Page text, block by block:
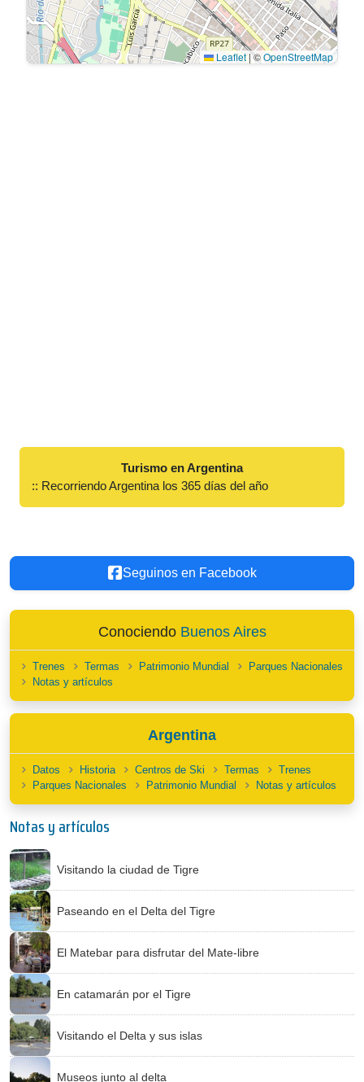
Leaflet |©OpenStreetMap
Turismo en Argentina
:: Recorriendo Argentina los 365 días del año
Seguinos en Facebook
Conociendo Buenos Aires
Trenes Termas Patrimonio Mundial
Parques Nacionales
Notas y artículos
Argentina
Datos Historia Centros de Ski Termas
Trenes
Parques Nacionales
Patrimonio Mundial Notas y artículos
Notas y artículos
Visitando la ciudad de Tigre
Paseando en el Delta del Tigre
El Matebar para disfrutar del Mate-libre
En catamarán por el Tigre
Visitando el Delta y sus islas
Museos junto al delta